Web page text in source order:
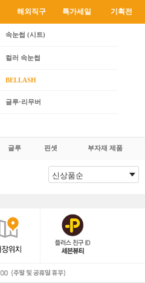
해외직구 특가세일 기획전
속눈썹 (시트)
컬러 속눈썹
BELLASH
글루·리무버
글루 핀셋 부자재 제품